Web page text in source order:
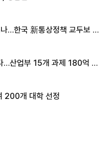
…한국 新통상정책 교두보 활
…산업부 15개 과제 180억 지
200개 대학 선정